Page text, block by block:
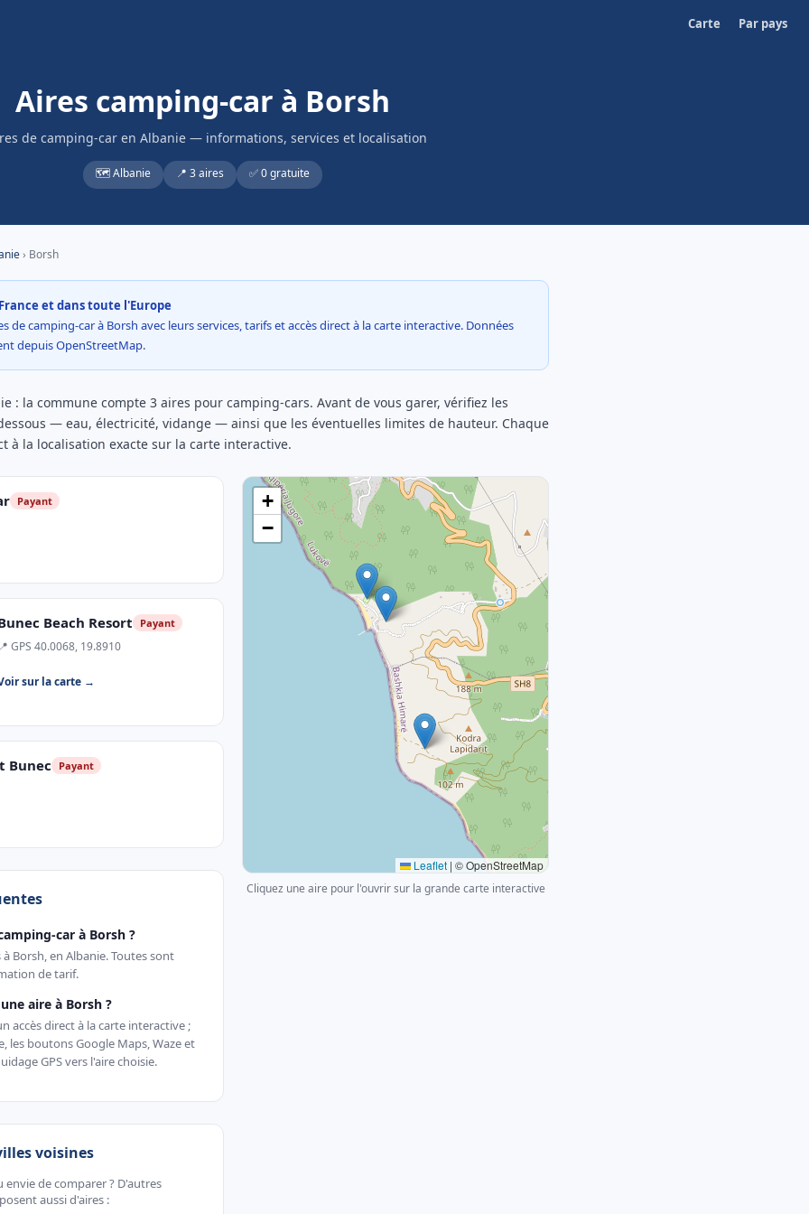
Carte Par pays
Aires camping-car à Borsh
de camping-car en Albanie — informations, services et localisation
🗺️ Albanie 📍 3 aires ✅ 0 gratuite
› Borsh
et dans toute l'Europe
de camping-car à Borsh avec leurs services, tarifs et accès direct à la carte interactive. Données
depuis OpenStreetMap.
: la commune compte 3 aires pour camping-cars. Avant de vous garer, vérifiez les
— eau, électricité, vidange — ainsi que les éventuelles limites de hauteur. Chaque
à la localisation exacte sur la carte interactive.
Payant
Beach Resort Payant
GPS 40.0068, 19.8910
sur la carte →
Bunec Payant
car à Borsh ?
Borsh, en Albanie. Toutes sont
de tarif.
aire à Borsh ?
accès direct à la carte interactive ;
les boutons Google Maps, Waze et
GPS vers l'aire choisie.
voisines
envie de comparer ? D'autres
aussi d'aires :
+
−
Leaflet | © OpenStreetMap
Cliquez une aire pour l'ouvrir sur la grande carte interactive